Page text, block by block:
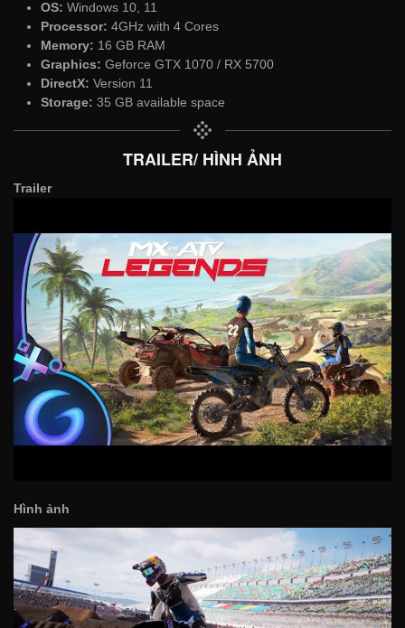
OS: Windows 10, 11
Processor: 4GHz with 4 Cores
Memory: 16 GB RAM
Graphics: Geforce GTX 1070 / RX 5700
DirectX: Version 11
Storage: 35 GB available space
TRAILER/ HÌNH ẢNH
Trailer
Hình ảnh